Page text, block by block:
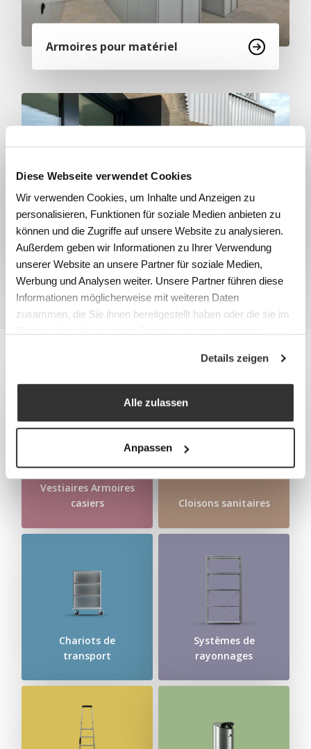
Diese Webseite verwendet Cookies
Wir verwenden Cookies, um Inhalte und Anzeigen zu
personalisieren, Funktionen für soziale Medien anbieten zu
können und die Zugriffe auf unsere Website zu analysieren.
Außerdem geben wir Informationen zu Ihrer Verwendung
unserer Website an unsere Partner für soziale Medien,
Werbung und Analysen weiter. Unsere Partner führen diese
Informationen möglicherweise mit weiteren Daten
zusammen, die Sie ihnen bereitgestellt haben oder die sie im
Details zeigen
Alle zulassen
Anpassen
Armoires pour matériel
Armoires de balcon
Vestiaires Armoires
casiers
Cloisons sanitaires
Chariots de
transport
Systèmes de
rayonnages